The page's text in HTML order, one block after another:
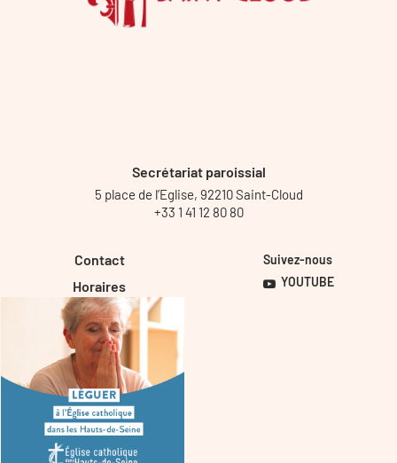
Secrétariat paroissial
5 place de l’Eglise, 92210 Saint-Cloud
+33 1 41 12 80 80
Contact
Horaires
Suivez-nous
YOUTUBE